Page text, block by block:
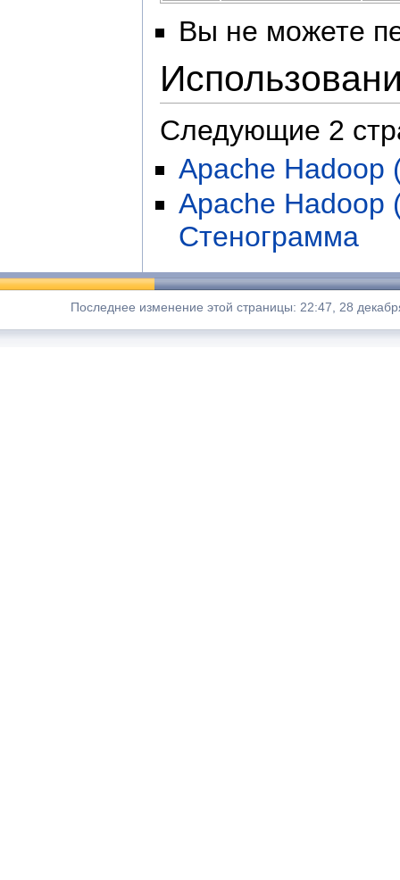
Вы не можете
Следующие 2
Apache Hadoop
Apache Hadoop
Стенограмма
Последнее изменение этой страницы: 22:47, 28